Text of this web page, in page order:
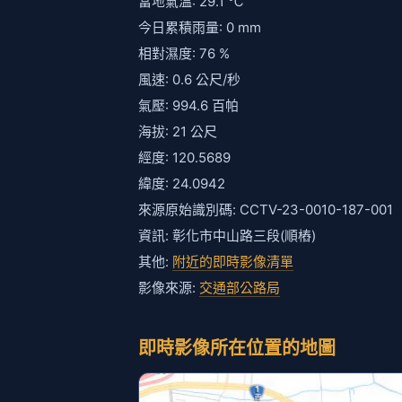
今日累積雨量: 0 mm
相對濕度: 76 %
風速: 0.6 公尺/秒
氣壓: 994.6 百帕
海拔: 21 公尺
經度: 120.5689
緯度: 24.0942
來源原始識別碼: CCTV-23-0010-187-001
資訊: 彰化市中山路三段(順樁)
其他: 附近的即時影像清單
影像來源: 交通部公路局
即時影像所在位置的地圖